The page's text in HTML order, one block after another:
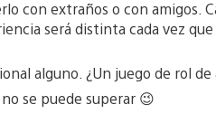
con extraños o con amigos.
será distinta cada vez que
alguno. ¿Un juego de rol
se puede superar 😉